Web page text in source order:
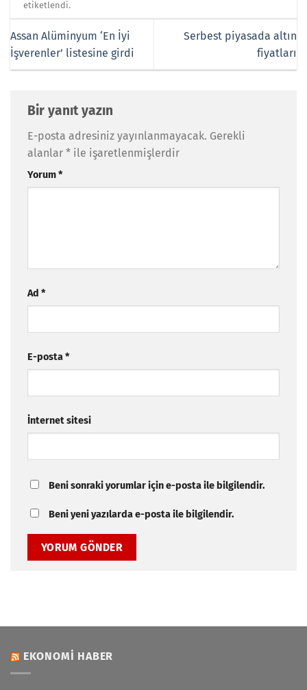
etiketlendi.
Assan Alüminyum ‘En İyi
İşverenler’ listesine girdi
Serbest piyasada altın
fiyatları
Bir yanıt yazın
E-posta adresiniz yayınlanmayacak. Gerekli
alanlar * ile işaretlenmişlerdir
Yorum*
Ad *
E-posta*
İnternet sitesi
Beni sonraki yorumlar için e-posta ile bilgilendir.
Beni yeni yazılarda e-posta ile bilgilendir.
EKONOMI HABER